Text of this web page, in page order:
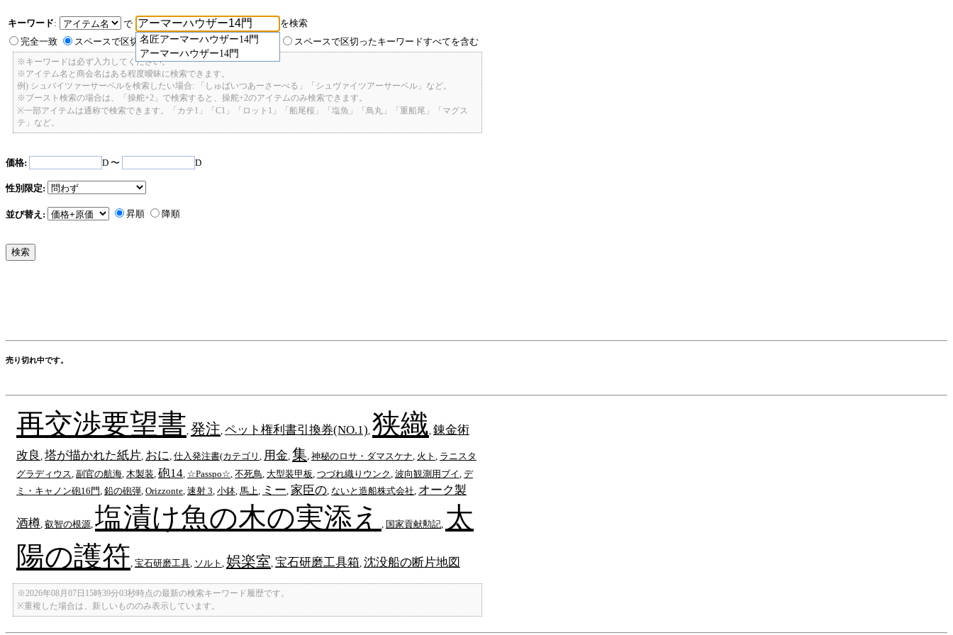
キーワード:
で
名匠アーマーハウザー14門
アーマーハウザー14門
を検索
完全一致
スペースで区切ったキーワードのいずれかを含む スペースで区切ったキーワードすべてを含む
※キーワードは必ず入力してください。
※アイテム名と商会名はある程度曖昧に検索できます。
例) シュバイツァーサーベルを検索したい場合: 「しゅばいつあーさーべる」「シュヴァイツアーサーベル」など。
※ブースト検索の場合は、「操舵+2」で検索すると、操舵+2のアイテムのみ検索できます。
※一部アイテムは通称で検索できます。「カテ1」「C1」「ロット1」「船尾桜」「塩魚」「鳥丸」「重船尾」「マグス
テ」など。
価格: D 〜 D
性別限定:
並び替え: 昇順 降順
売り切れ中です。
再交渉要望書 発注 ペット権利書引換券(NO.1) 狭織 錬金術
改良 塔が描かれた紙片 おに 仕入発注書(カテゴリ 用金 集 神秘のロサ・ダマスケナ 火ト
ラニスタ
グラディウス 副官の航海 木製装 砲14 ☆Passpo☆ 不死鳥 大型装甲板 つづれ織りウンク 波向観測用ブイ デ
ミ・キャノン砲16門 鉛の砲弾 Orizzonte 速射 3 小鉢 馬上 ミー 家臣の ないと造船株式会社 オーク製
酒樽 叡智の根源 塩漬け魚の木の実添え 国家貢献勲記 太
陽の護符 宝石研磨工具 ソルト 娯楽室 宝石研磨工具箱 沈没船の断片地図
※2026年08月07日15時39分03秒時点の最新の検索キーワード履歴です。
※重複した場合は、新しいもののみ表示しています。